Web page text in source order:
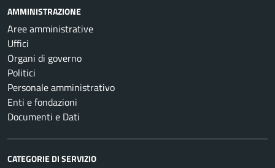
AMMINISTRAZIONE
Aree amministrative
Uffici
Organi di governo
Politici
Personale amministrativo
Enti e fondazioni
Documenti e Dati
CATEGORIE DI SERVIZIO